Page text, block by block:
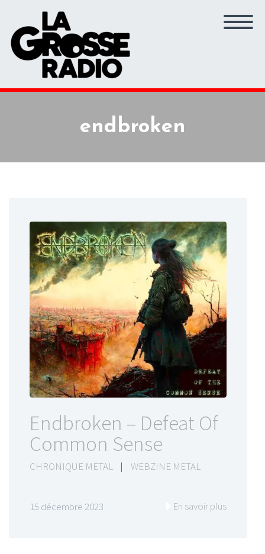
endbroken
Endbroken – Defeat Of
Common Sense
CHRONIQUE METAL | WEBZINE METAL
15 décembre 2023 En savoir plus